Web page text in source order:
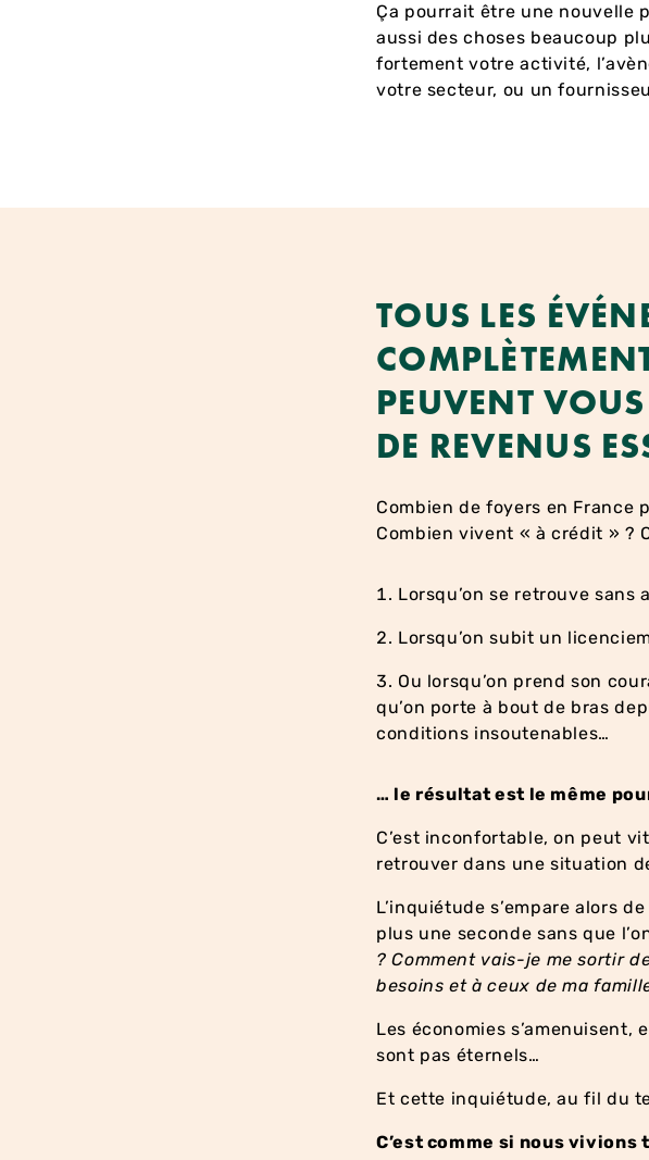
Ça pourrait être une nouvelle
aussi des choses beaucoup
fortement votre activité,
votre secteur, ou un
TOUS LES
PEUVENT
DE REVENUS
Combien de foyers en France
Combien vivent « à crédit » ?
Lorsqu’on se retrouve sans
Lorsqu’on subit un
Ou lorsqu’on prend son
qu’on porte à bout de bras
conditions insoutenables…
… le résultat est le même
C’est inconfortable, on peut
retrouver dans une situation
L’inquiétude s’empare alors
plus une seconde sans que
? Comment vais-je me sortir
besoins et à ceux de ma
Les économies
sont pas éternels…
Et cette inquiétude, au fil du
C’est comme si nous vivions